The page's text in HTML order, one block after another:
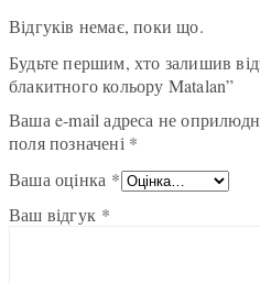
Відгуків немає, поки що.
Будьте першим, хто залишив
блакитного кольору Matalan”
Ваша e-mail адреса не
поля позначені *
Ваша оцінка *
Ваш відгук *